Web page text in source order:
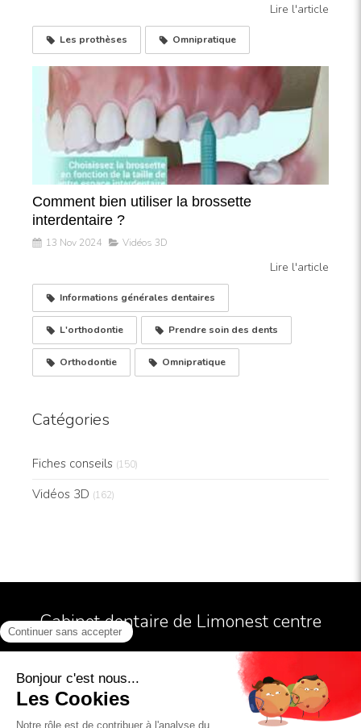
Lire l'article
Les prothèses Omnipratique
Comment bien utiliser la brossette
interdentaire ?
13 Nov 2024 Vidéos 3D
Lire l'article
Informations générales dentaires
L'orthodontie Prendre soin des dents
Orthodontie Omnipratique
Catégories
Fiches conseils (150)
Vidéos 3D (162)
Cabinet dentaire de Limonest centre
Conditions Générales Utilisation